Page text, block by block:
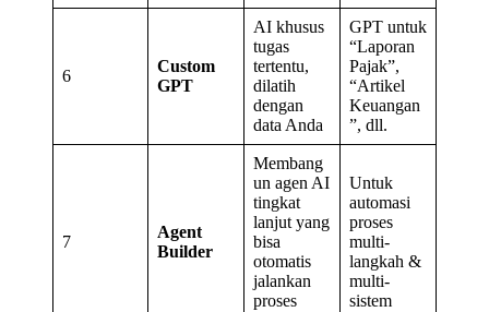
6
Custom
GPT
AI khusus
tugas
tertentu,
dilatih
dengan
data Anda
GPT untuk
“Laporan
Pajak”,
“Artikel
Keuangan
”, dll.
7
Agent
Builder
Membang
un agen AI
tingkat
lanjut yang
bisa
otomatis
jalankan
proses
Untuk
automasi
proses
multi-
langkah &
multi-
sistem